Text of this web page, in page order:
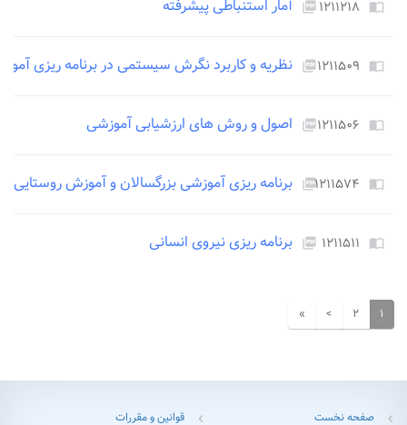
import_contacts ۱۲۱۱۲۱۸ picture_as_pdf آمار استنباطی پیشرفته
import_contacts ۱۲۱۱۵۰۹picture_as_pdf نظریه و کاربرد نگرش سیستمی در برنامه ریزی
import_contacts ۱۲۱۱۵۰۶picture_as_pdf اصول و روش های ارزشیابی آموزشی
import_contacts ۱۲۱۱۵۷۴picture_as_pdf برنامه ریزی آموزشی بزرگسالان و آموزش روستایی
import_contacts ۱۲۱۱۵۱۱ picture_as_pdf برنامه ریزی نیروی انسانی
۱ ۲ >
»
chevron_left صفحه نخست chevron_left قوانین و مقررات